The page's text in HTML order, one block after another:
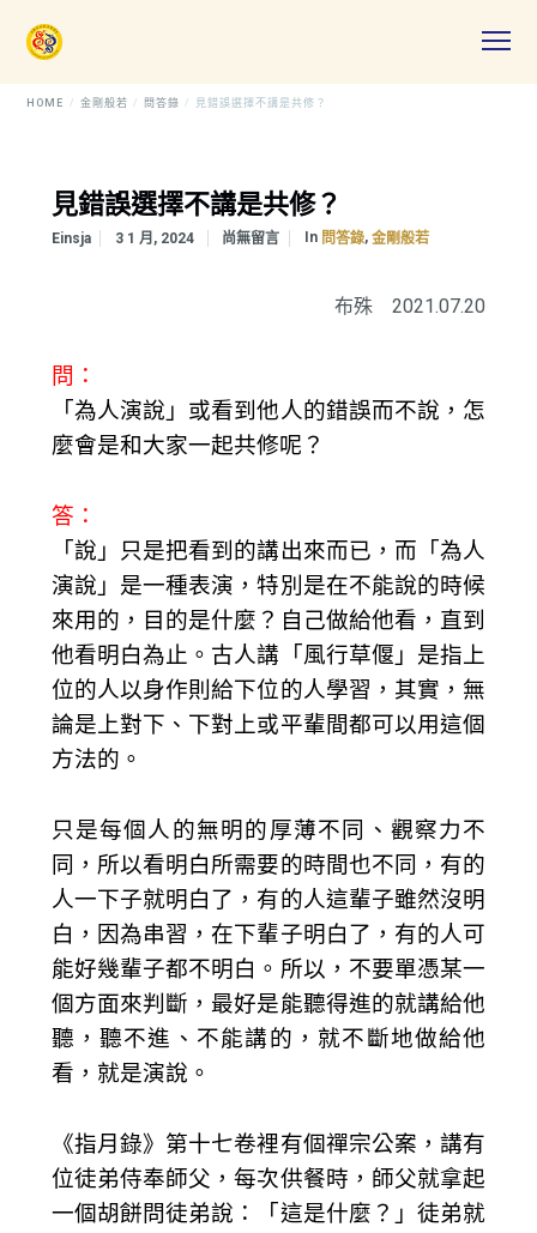
HOME 金剛般若 問答錄 見錯誤選擇不講是共修？
見錯誤選擇不講是共修？
Einsja 3 1 月, 2024 尚無留言 In 問答錄, 金剛般若
布殊 2021.07.20
問：
「為人演說」或看到他人的錯誤而不說，怎
麼會是和大家一起共修呢？
答：
「說」只是把看到的講出來而已，而「為人
演說」是一種表演，特別是在不能說的時候
來用的，目的是什麼？自己做給他看，直到
他看明白為止。古人講「風行草偃」是指上
位的人以身作則給下位的人學習，其實，無
論是上對下、下對上或平輩間都可以用這個
方法的。
只是每個人的無明的厚薄不同、觀察力不
同，所以看明白所需要的時間也不同，有的
人一下子就明白了，有的人這輩子雖然沒明
白，因為串習，在下輩子明白了，有的人可
能好幾輩子都不明白。所以，不要單憑某一
個方面來判斷，最好是能聽得進的就講給他
聽，聽不進、不能講的，就不斷地做給他
看，就是演說。
《指月錄》第十七卷裡有個禪宗公案，講有
位徒弟侍奉師父，每次供餐時，師父就拿起
一個胡餅問徒弟說：「這是什麼？」徒弟就